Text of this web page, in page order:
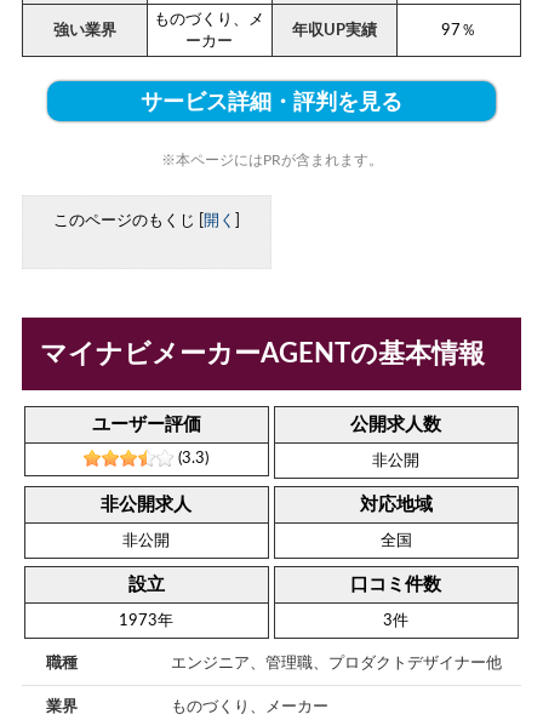
強い業界
ものづくり、メ
ーカー
年収UP実績 97％
サービス詳細・評判を見る
※本ページにはPRが含まれます。
このページのもくじ 開く
マイナビメーカーAGENTの基本情報
ユーザー評価
(3.3)
公開求人数
非公開
非公開求人
非公開
対応地域
全国
設立
1973年
口コミ件数
3件
職種 エンジニア、管理職、プロダクトデザイナー他
業界 ものづくり、メーカー